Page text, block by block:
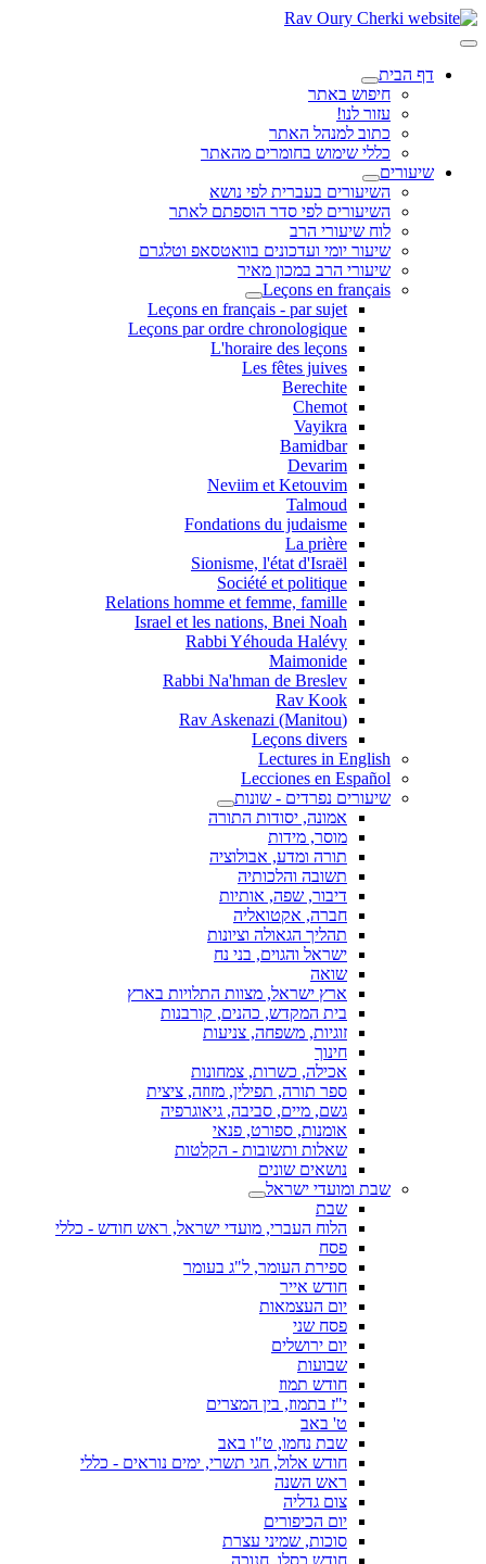
דף הבית
חיפוש באתר
עזור לנו!
כתוב למנהל האתר
כללי שימוש בחומרים מהאתר
שיעורים
השיעורים בעברית לפי נושא
השיעורים לפי סדר הוספתם לאתר
לוח שיעורי הרב
שיעור יומי ועדכונים בוואטסאפ וטלגרם
שיעורי הרב במכון מאיר
Leçons en français
Leçons en français - par sujet
Leçons par ordre chronologique
L'horaire des leçons
Les fêtes juives
Berechite
Chemot
Vayikra
Bamidbar
Devarim
Neviim et Ketouvim
Talmoud
Fondations du judaisme
La prière
Sionisme, l'état d'Israël
Société et politique
Relations homme et femme, famille
Israel et les nations, Bnei Noah
Rabbi Yéhouda Halévy
Maimonide
Rabbi Na'hman de Breslev
Rav Kook
(Rav Askenazi (Manitou
Leçons divers
Lectures in English
Lecciones en Español
שיעורים נפרדים - שונות
אמונה, יסודות התורה
מוסר, מידות
תורה ומדע, אבולוציה
תשובה והלכותיה
דיבור, שפה, אותיות
חברה, אקטואליה
תהליך הגאולה וציונות
ישראל והגוים, בני נח
שואה
ארץ ישראל, מצוות התלויות בארץ
בית המקדש, כהנים, קורבנות
זוגיות, משפחה, צניעות
חינוך
אכילה, כשרות, צמחונות
ספר תורה, תפילין, מזוזה, ציצית
גשם, מיים, סביבה, גיאוגרפיה
אומנות, ספורט, פנאי
שאלות ותשובות - הקלטות
נושאים שונים
שבת ומועדי ישראל
שבת
הלוח העברי, מועדי ישראל, ראש חודש - כללי
פסח
ספירת העומר, ל"ג בעומר
חודש אייר
יום העצמאות
פסח שני
יום ירושלים
שבועות
חודש תמוז
י"ז בתמוז, בין המצרים
ט' באב
שבת נחמו, ט"ו באב
חודש אלול, חגי תשרי, ימים נוראים - כללי
ראש השנה
צום גדליה
יום הכיפורים
סוכות, שמיני עצרת
חודש כסלו, חנוכה